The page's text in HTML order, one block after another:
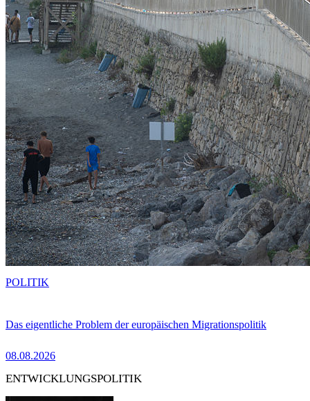
Das eigentliche Problem der europäischen Migrationspolitik
08.08.2026
POLITIK
ENTWICKLUNGSPOLITIK